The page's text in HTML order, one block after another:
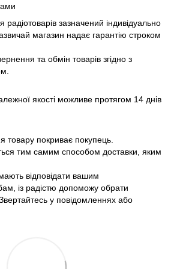
радіотоварів зазначений індивідуально
магазин надає гарантію строком
та обмін товарів згідно з
якості можливе протягом 14 днів
товару покриває покупець.
тим самим способом доставки, яким
відповідати вашим
із радістю допоможу обрати
у повідомленнях або